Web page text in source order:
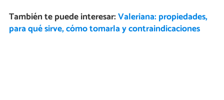
También te puede interesar:Valeriana: propiedades,
para qué sirve, cómo tomarla y contraindicaciones